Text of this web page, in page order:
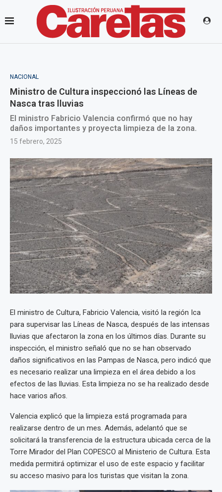
NACIONAL
Ministro de Cultura inspeccionó las Líneas de
Nasca tras lluvias
El ministro Fabricio Valencia confirmó que no hay
daños importantes y proyecta limpieza de la zona.
15 febrero, 2025
El ministro de Cultura, Fabricio Valencia, visitó la región Ica
para supervisar las Líneas de Nasca, después de las intensas
lluvias que afectaron la zona en los últimos días. Durante su
inspección, el ministro señaló que no se han observado
daños significativos en las Pampas de Nasca, pero indicó que
es necesario realizar una limpieza en el área debido a los
efectos de las lluvias. Esta limpieza no se ha realizado desde
hace varios años.
Valencia explicó que la limpieza está programada para
realizarse dentro de un mes. Además, adelantó que se
solicitará la transferencia de la estructura ubicada cerca de la
Torre Mirador del Plan COPESCO al Ministerio de Cultura. Esta
medida permitirá optimizar el uso de este espacio y facilitar
su acceso masivo para los turistas que visitan la zona.